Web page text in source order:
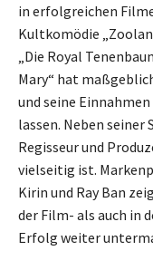
in erfolgreichen
Kultkomödie
„Die Royal
Mary“ hat
und seine
lassen. Neben seiner
Regisseur und
vielseitig ist.
Kirin und Ray Ban
der Film- als auch in
Erfolg weiter